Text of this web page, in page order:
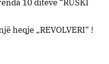
10 ditëve “RUSKI
heqje „REVOLVERI“ !